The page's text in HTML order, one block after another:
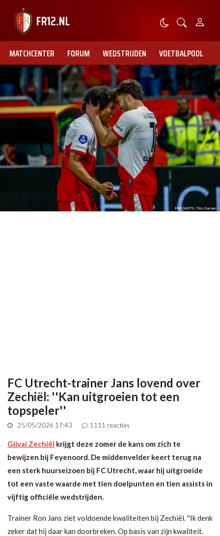
MATCHCENTER FORUM WEDSTRIJDEN VOETBALPOOL
FC Utrecht-trainer Jans lovend over
Zechiël: ''Kan uitgroeien tot een
topspeler''
25/05/2026 17:43 1111 reacties
Gjivai Zechiël krijgt deze zomer de kans om zich te
bewijzen bij Feyenoord. De middenvelder keert terug na
een sterk huurseizoen bij FC Utrecht, waar hij uitgroeide
tot een vaste waarde met tien doelpunten en tien assists in
vijftig officiële wedstrijden.
Trainer Ron Jans ziet voldoende kwaliteiten bij Zechiël. ''Ik denk
zeker dat hij daar kan doorbreken. Op basis van zijn kwaliteit.